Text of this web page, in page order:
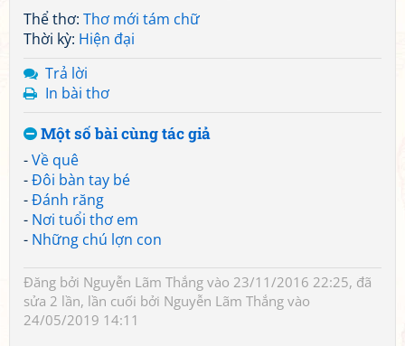
Thể thơ: Thơ mới tám chữ
Thời kỳ: Hiện đại
Trả lời
In bài thơ
Một số bài cùng tác giả
-Về quê
-Đôi bàn tay bé
-Đánh răng
- Nơi tuổi thơ em
- Những chú lợn con
Đăng bởi Nguyễn Lãm Thắng vào 23/11/2016 22:25, đã
sửa 2 lần, lần cuối bởi Nguyễn Lãm Thắng vào
24/05/2019 14:11